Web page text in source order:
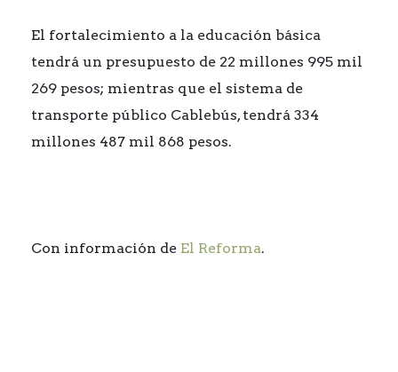
El fortalecimiento a la educación básica
tendrá un presupuesto de 22 millones 995 mil
269 pesos; mientras que el sistema de
transporte público Cablebús, tendrá 334
millones 487 mil 868 pesos.
Con información de El Reforma.